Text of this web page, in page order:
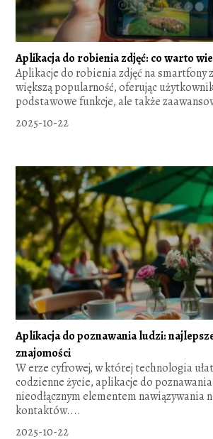
Aplikacja do robienia zdjęć: co warto
Aplikacje do robienia zdjęć na smartfony
większą popularność, oferując
podstawowe funkcje, ale także
2025-10-22
Aplikacja do poznawania ludzi:
znajomości
W erze cyfrowej, w której technologia
codzienne życie, aplikacje do
nieodłącznym elementem nawiązywania
kontaktów....
2025-10-22